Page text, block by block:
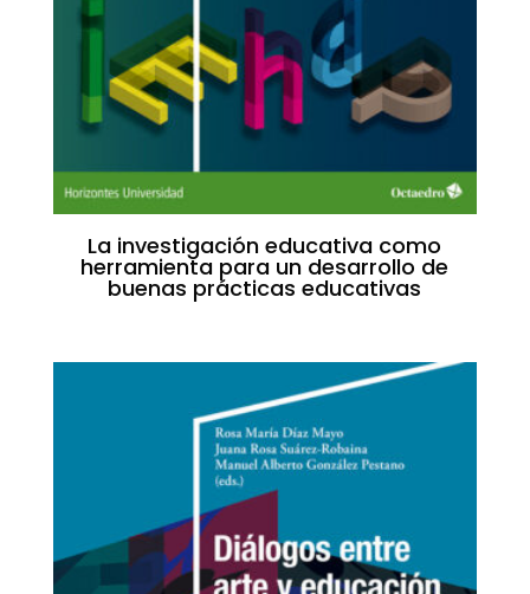
La investigación educativa como
herramienta para un desarrollo de
buenas prácticas educativas